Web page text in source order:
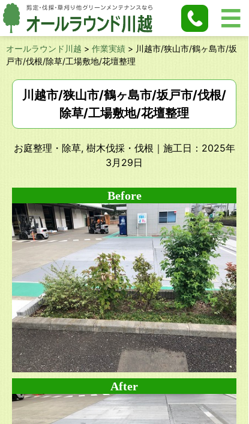
オールラウンド川越 > 作業実績 > 川越市/狭山市/鶴ヶ島市/坂
戸市/伐根/除草/工場敷地/花壇整理
川越市/狭山市/鶴ヶ島市/坂戸市/伐根/
除草/工場敷地/花壇整理
お庭整理・除草, 樹木伐採・伐根 ｜施工日：2025年
3月29日
Before
After